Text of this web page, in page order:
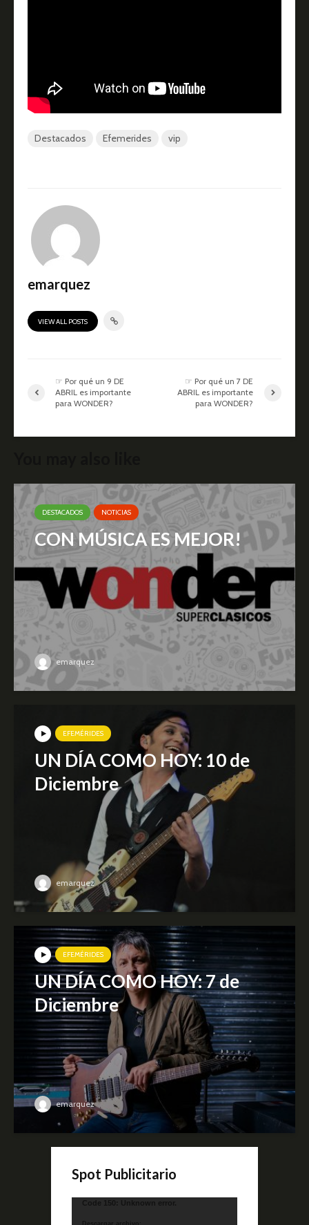
Destacados Efemerides vip
emarquez
VIEW ALL POSTS
☞ Por qué un 9 DE
ABRIL es importante
para WONDER?
☞ Por qué un 7 DE
ABRIL es importante
para WONDER?
DESTACADOS NOTICIAS
CON MÚSICA ES MEJOR!
emarquez
EFEMÉRIDES
UN DÍA COMO HOY: 10 de
Diciembre
emarquez
EFEMÉRIDES
UN DÍA COMO HOY: 7 de
Diciembre
emarquez
Spot Publicitario
Reproductor
Code 150: Unknown error.